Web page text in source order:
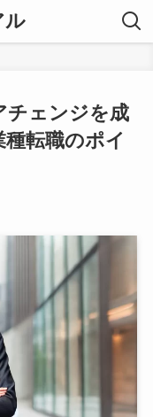
ル
チェンジを成
転職のポイ